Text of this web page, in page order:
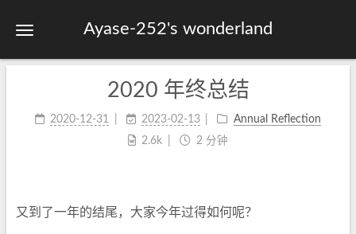
Ayase-252's wonderland
关于
2020 年终总结
2020-12-31 2023-02-13
Annual Reflection
2.6k
2 分钟
又到了一年的结尾，大家今年过得如何呢？